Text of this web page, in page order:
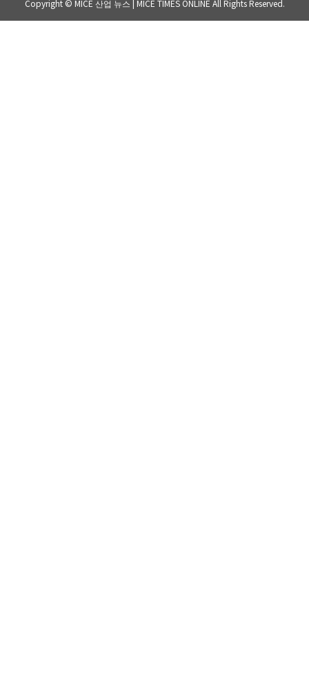
Copyright © MICE 산업 뉴스 | MICE TIMES ONLINE All Rights Reserved.